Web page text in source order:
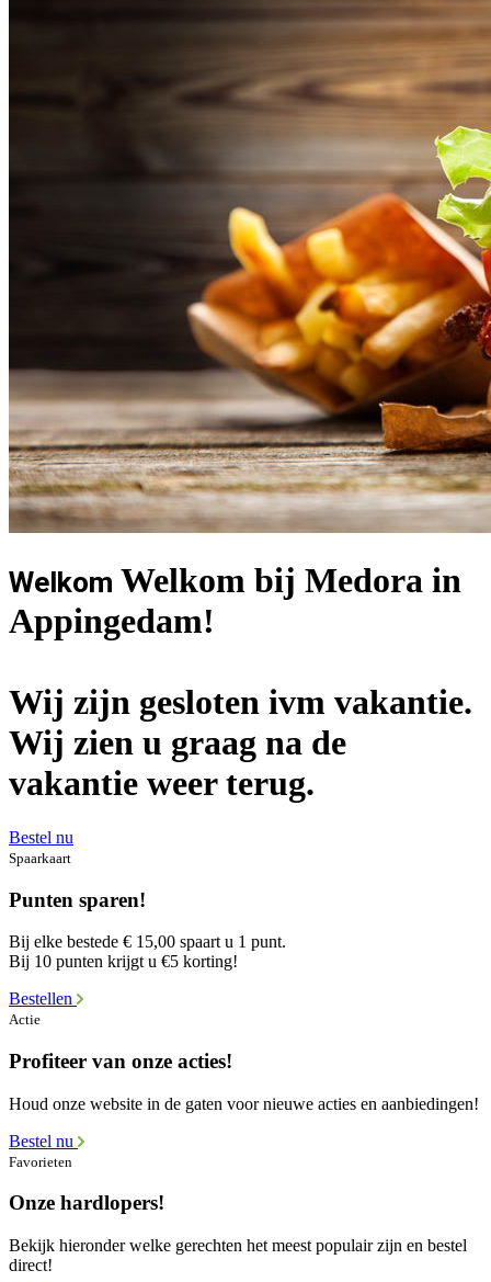
Welkom Welkom bij Medora in
Appingedam!
Wij zijn gesloten ivm vakantie.
Wij zien u graag na de
vakantie weer terug.
Bestel nu
Spaarkaart
Punten sparen!
Bij elke bestede € 15,00 spaart u 1 punt.
Bij 10 punten krijgt u €5 korting!
Bestellen
Actie
Profiteer van onze acties!
Houd onze website in de gaten voor nieuwe acties en aanbiedingen!
Bestel nu
Favorieten
Onze hardlopers!
Bekijk hieronder welke gerechten het meest populair zijn en bestel
direct!